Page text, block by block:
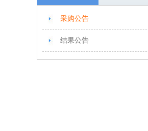
采购公告
结果公告